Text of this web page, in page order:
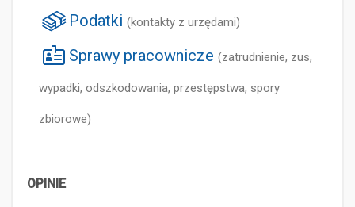
Podatki (kontakty z urzędami)
Sprawy pracownicze (zatrudnienie, zus,
wypadki, odszkodowania, przestępstwa, spory
zbiorowe)
OPINIE